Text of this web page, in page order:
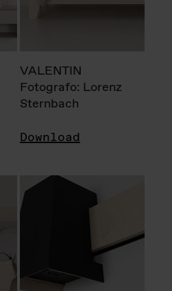
VALENTIN
Fotografo: Lorenz
Sternbach
Download